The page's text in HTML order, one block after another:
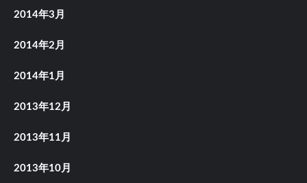
2014年3月
2014年2月
2014年1月
2013年12月
2013年11月
2013年10月